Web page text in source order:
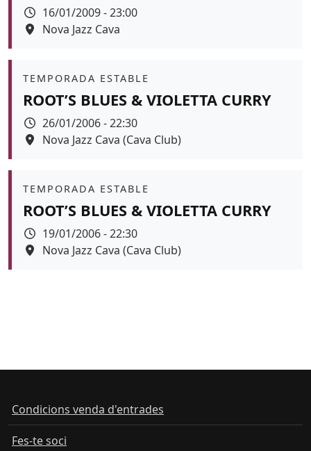
Data
16/01/2009 - 23:00
Espai
Nova Jazz Cava
Àmbit
TEMPORADA ESTABLE
ROOT’S BLUES & VIOLETTA CURRY
Data
26/01/2006 - 22:30
Espai
Nova Jazz Cava (Cava Club)
Àmbit
TEMPORADA ESTABLE
ROOT’S BLUES & VIOLETTA CURRY
Data
19/01/2006 - 22:30
Espai
Nova Jazz Cava (Cava Club)
Condicions venda d'entrades
Fes-te soci